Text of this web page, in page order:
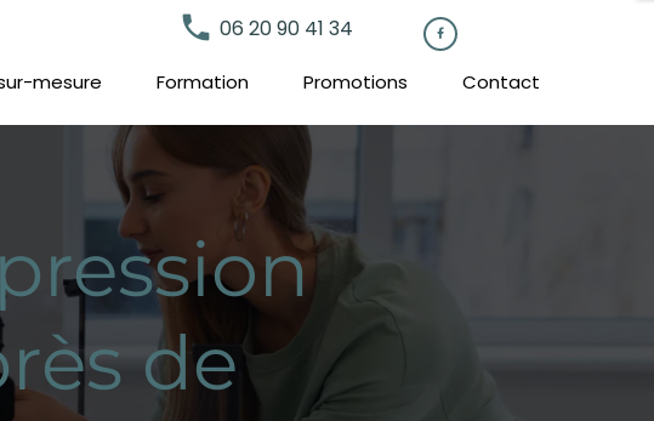
mesure Formation Promotions Contact
local_phone 06 20 90 41 34 
de